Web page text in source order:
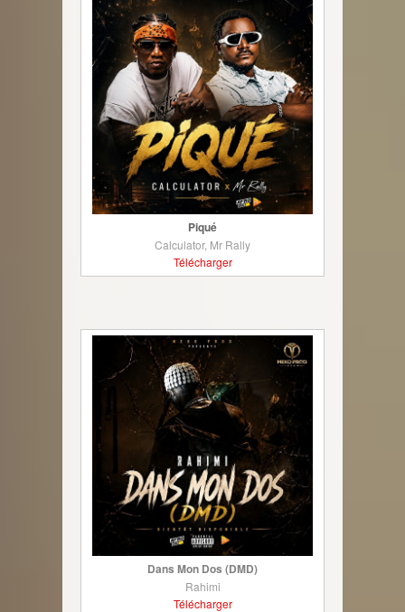
Piqué
Calculator, Mr Rally
Télécharger
Dans Mon Dos (DMD)
Rahimi
Télécharger